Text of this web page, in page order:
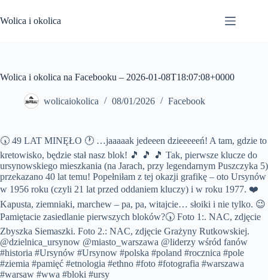
do
treści
Wolica i okolica
Wolica i okolica na Facebooku – 2026-01-08T18:07:08+0000
wolicaiokolica 08/01/2026 Facebook
🕠 49 LAT MINĘŁO 🕐 …jaaaaak jedeeen dzieeeeeń! A tam, gdzie to
kretowisko, będzie stał nasz blok! 🎵 🎵 🎵 Tak, pierwsze klucze do
ursynowskiego mieszkania (na Jarach, przy legendarnym Puszczyka 5)
przekazano 40 lat temu! Popełniłam z tej okazji grafikę – oto Ursynów
w 1956 roku (czyli 21 lat przed oddaniem kluczy) i w roku 1977. ❤️
Kapusta, ziemniaki, marchew – pa, pa, witajcie… słoiki i nie tylko. 😉
Pamiętacie zasiedlanie pierwszych bloków?🕠 Foto 1:. NAC, zdjęcie
Zbyszka Siemaszki. Foto 2.: NAC, zdjęcie Grażyny Rutkowskiej.
@dzielnica_ursynow @miasto_warszawa @liderzy wśród fanów
#historia #Ursynów #Ursynow #polska #poland #rocznica #pole
#ziemia #pamięć #etnologia #ethno #foto #fotografia #warszawa
#warsaw #wwa #bloki #ursy